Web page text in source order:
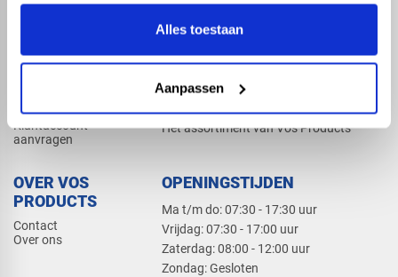
Alles toestaan
Aanpassen
Dak en gevel
Klantaccount
aanvragen
PRODUCTCATALOGUS 2026
Het assortiment van Vos Products
OVER VOS
PRODUCTS
Contact
Over ons
OPENINGSTIJDEN
Ma t/m do: 07:30 - 17:30 uur
​Vrijdag: 07:30 - 17:00 uur
​Zaterdag: 08:00 - 12:00 uur
​Zondag: Gesloten